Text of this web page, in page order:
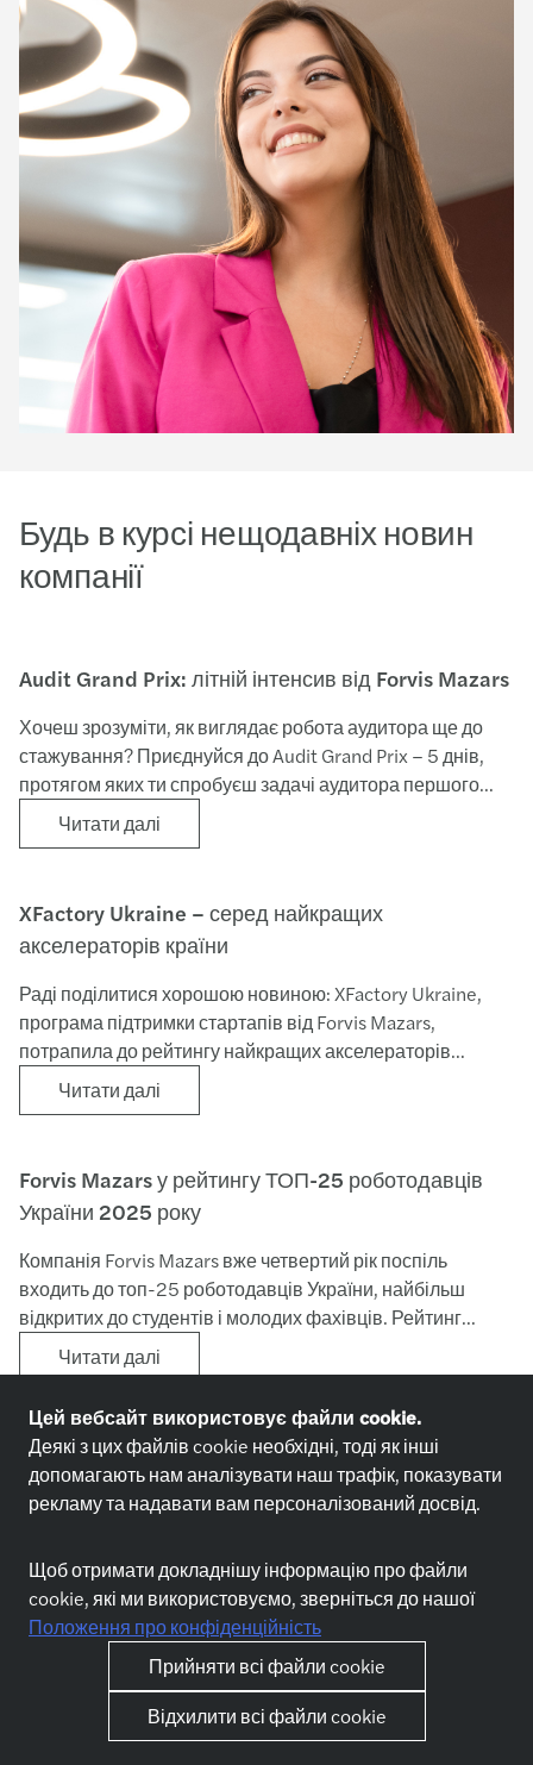
Будь в курсі нещодавніх новин
компанії
Audit Grand Prix: літній інтенсив від Forvis Mazars
Хочеш зрозуміти, як виглядає робота аудитора ще до
стажування? Приєднуйся до Audit Grand Prix – 5 днів,
протягом яких ти спробуєш задачі аудитора першого
року і зрозумієш, чи підходить тобі цей кар’єрний шлях.
Читати далі
XFactory Ukraine – серед найкращих
акселераторів країни
Раді поділитися хорошою новиною: XFactory Ukraine,
програма підтримки стартапів від Forvis Mazars,
потрапила до рейтингу найкращих акселераторів
України за версією Forbes та Techosystem! Дослідження
охопило 22 програми, і всі вони об’єднані однією метою
Читати далі
Forvis Mazars у рейтингу ТОП-25 роботодавців
України 2025 року
Компанія Forvis Mazars вже четвертий рік поспіль
входить до топ-25 роботодавців України, найбільш
відкритих до студентів і молодих фахівців. Рейтинг
сформовано платформою STUD-POINT* і відзначає
компанії, які створюють реальні можливості для старту
кар’єри.
Читати далі
Відгукуйся на вакансії
від Forvis Mazars вже зараз!
Відгукнутися
Цей вебсайт використовує файли cookie.
Деякі з цих файлів cookie необхідні, тоді як інші
допомагають нам аналізувати наш трафік, показувати
рекламу та надавати вам персоналізований досвід.
Щоб отримати докладнішу інформацію про файли
cookie, які ми використовуємо, зверніться до нашої
Положення про конфіденційність
Прийняти всі файли cookie
Відхилити всі файли cookie